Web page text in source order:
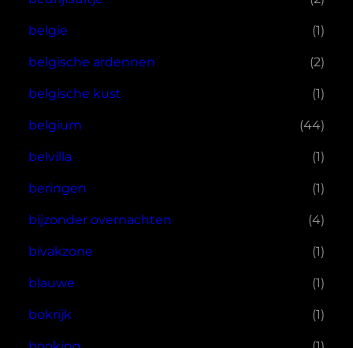
belgie (1)
belgische ardennen (2)
belgische kust (1)
belgium (44)
belvilla (1)
beringen (1)
bijzonder overnachten (4)
bivakzone (1)
blauwe (1)
bokrijk (1)